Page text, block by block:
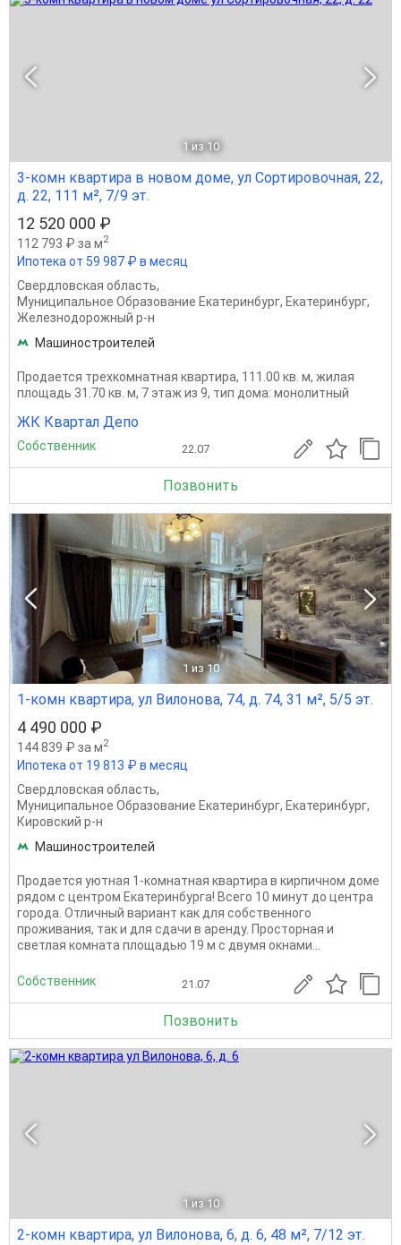
1 из 10
3-комн квартира в новом доме, ул Сортировочная, 22,
д. 22, 111 м², 7/9 эт.
12 520 000 ₽
112 793 ₽ за м2
Ипотека от 59 987 ₽ в месяц
Свердловская область,
Муниципальное Образование Екатеринбург, Екатеринбург,
Железнодорожный р-н
Машиностроителей
Продается трехкомнатная квартира, 111.00 кв. м, жилая
площадь 31.70 кв. м, 7 этаж из 9, тип дома: монолитный
ЖК Квартал Депо
Собственник 22.07
Позвонить
1 из 10
1-комн квартира, ул Вилонова, 74, д. 74, 31 м², 5/5 эт.
4 490 000 ₽
144 839 ₽ за м2
Ипотека от 19 813 ₽ в месяц
Свердловская область,
Муниципальное Образование Екатеринбург, Екатеринбург,
Кировский р-н
Машиностроителей
Продается уютная 1-комнатная квартира в кирпичном доме
рядом с центром Екатеринбурга! Всего 10 минут до центра
города. Отличный вариант как для собственного
проживания, так и для сдачи в аренду. Просторная и
светлая комната площадью 19 м с двумя окнами...
Собственник 21.07
Позвонить
1 из 10
2-комн квартира, ул Вилонова, 6, д. 6, 48 м², 7/12 эт.